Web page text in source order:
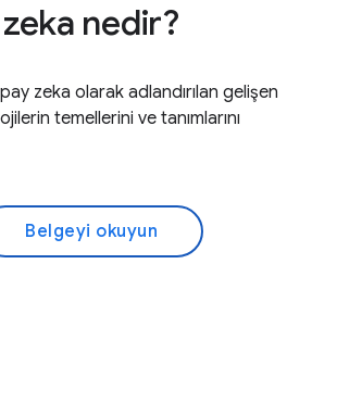
nedir?
zeka olarak adlandırılan gelişen
temellerini ve tanımlarını
Belgeyi okuyun